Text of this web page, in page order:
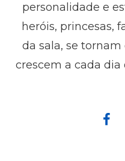
personalidade e
heróis, princesas,
da sala, se
crescem a cada dia